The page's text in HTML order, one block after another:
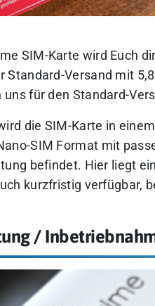
SIM-Karte wird Euch
Standard-Versand mit
uns für den Standard-
die SIM-Karte in
SIM Format mit
befindet. Hier liegt
kurzfristig verfügbar,
/